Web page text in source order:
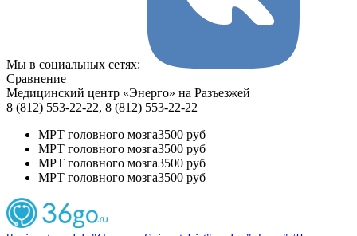
Мы в социальных сетях:
Сравнение
Медицинский центр «Энерго» на Разъезжей
8 (812) 553-22-22, 8 (812) 553-22-22
МРТ головного мозга3500 руб
МРТ головного мозга3500 руб
МРТ головного мозга3500 руб
МРТ головного мозга3500 руб